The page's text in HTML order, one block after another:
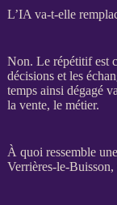
L’IA va-t-elle
Non. Le répétitif est
décisions et les
temps ainsi dégagé
la vente, le métier.
À quoi ressemble
Verrières-le-Buisson,